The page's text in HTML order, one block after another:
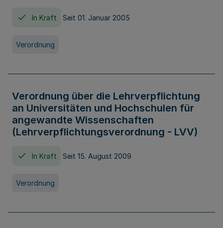
In Kraft Seit 01. Januar 2005
Verordnung
Verordnung über die Lehrverpflichtung
an Universitäten und Hochschulen für
angewandte Wissenschaften
(Lehrverpflichtungsverordnung - LVV)
In Kraft Seit 15. August 2009
Verordnung